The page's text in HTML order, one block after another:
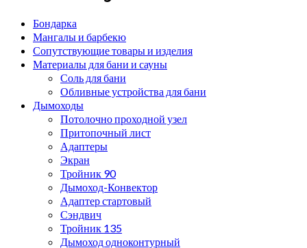
Бондарка
Мангалы и барбекю
Сопутствующие товары и изделия
Материалы для бани и сауны
Соль для бани
Обливные устройства для бани
Дымоходы
Потолочно проходной узел
Притопочный лист
Адаптеры
Экран
Тройник 90
Дымоход-Конвектор
Адаптер стартовый
Сэндвич
Тройник 135
Дымоход одноконтурный